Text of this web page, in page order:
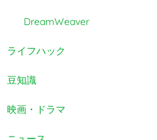
DreamWeaver
ライフハック
豆知識
映画・ドラマ